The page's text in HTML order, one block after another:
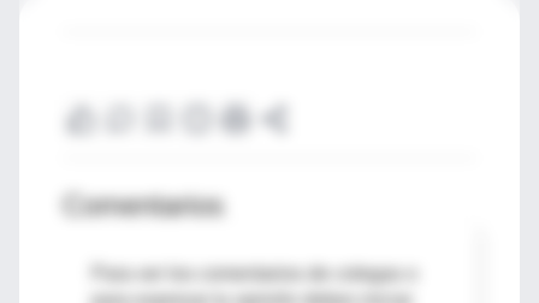
Comentarios
Para ver los comentarios de colegas o